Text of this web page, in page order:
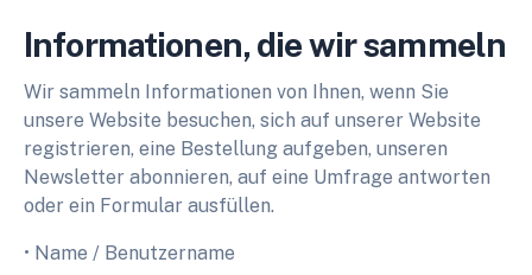
Informationen, die wir sammeln
Wir sammeln Informationen von Ihnen, wenn Sie
unsere Website besuchen, sich auf unserer Website
registrieren, eine Bestellung aufgeben, unseren
Newsletter abonnieren, auf eine Umfrage antworten
oder ein Formular ausfüllen.
• Name / Benutzername